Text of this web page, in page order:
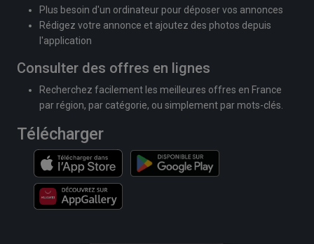
Plus besoin d'un ordinateur pour déposer vos annonces
Rédigez votre annonce et ajoutez des photos depuis
l'application
Consulter des offres en lignes
Recherchez facilement les meilleures offres en France
par région, par catégorie, ou simplement par mots-clés.
Télécharger